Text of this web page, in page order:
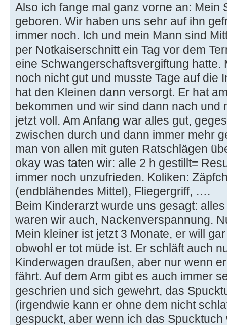
Also ich fange mal ganz vorne an: Mein
geboren. Wir haben uns sehr auf ihn
immer noch. Ich und mein Mann sind
per Notkaiserschnitt ein Tag vor dem
eine Schwangerschaftsvergiftung hatte.
noch nicht gut und musste Tage auf die
hat den Kleinen dann versorgt. Er hat
bekommen und wir sind dann nach und
jetzt voll. Am Anfang war alles gut,
zwischen durch und dann immer mehr
man von allen mit guten Ratschlägen
okay was taten wir: alle 2 h gestillt=
immer noch unzufrieden. Koliken:
(endblähendes Mittel), Fliegergriff, ….
Beim Kinderarzt wurde uns gesagt:
waren wir auch, Nackenverspannung.
Mein kleiner ist jetzt 3 Monate, er will
obwohl er tot müde ist. Er schläft auch
Kinderwagen draußen, aber nur wenn
fährt. Auf dem Arm gibt es auch immer
geschrien und sich gewehrt, das
(irgendwie kann er ohne dem nicht
gespuckt, aber wenn ich das